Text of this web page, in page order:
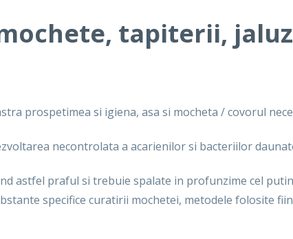
tapiterii,
prospetimea si igiena, asa si mocheta / covorul
necontrolata a acarienilor si bacteriilor
astfel praful si trebuie spalate in profunzime cel
specifice curatirii mochetei, metodele folosite